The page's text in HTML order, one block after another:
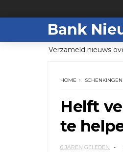
Bank
Verzameld nieuws
HOME SCHENKINGEN
Helft
te
6 JAREN GELEDEN